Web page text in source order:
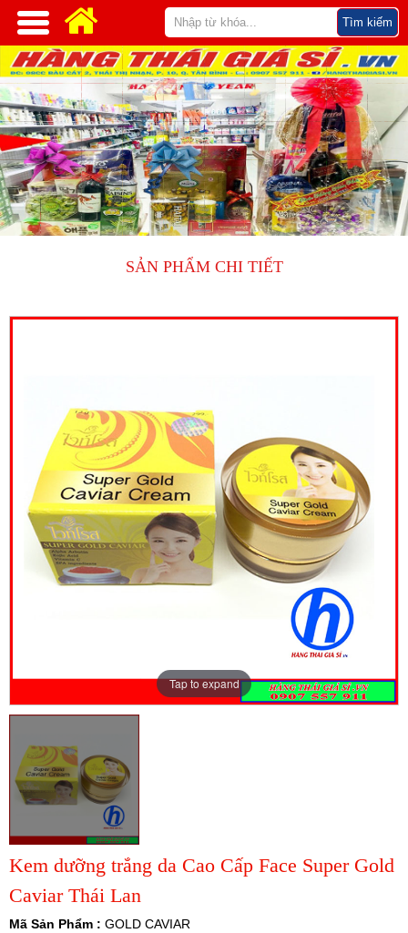
SẢN PHẨM CHI TIẾT
Tap to expand
Kem dưỡng trắng da Cao Cấp Face Super Gold
Caviar Thái Lan
Mã Sản Phẩm : GOLD CAVIAR